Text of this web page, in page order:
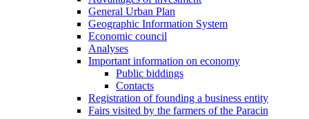
General Urban Plan
Geographic Information System
Еconomic council
Analyses
Important information on economy
Public biddings
Contacts
Registration of founding a business entity
Fairs visited by the farmers of the Paracin